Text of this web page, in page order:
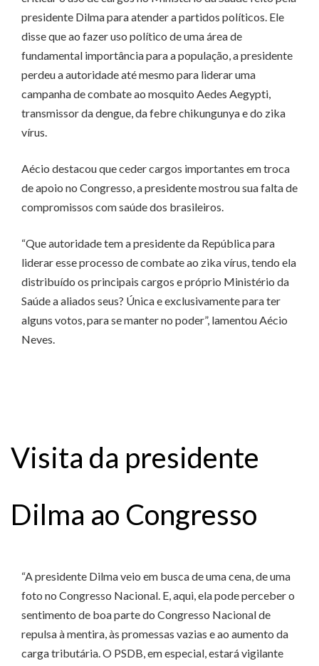
presidente Dilma para atender a partidos políticos. Ele
disse que ao fazer uso político de uma área de
fundamental importância para a população, a presidente
perdeu a autoridade até mesmo para liderar uma
campanha de combate ao mosquito Aedes Aegypti,
transmissor da dengue, da febre chikungunya e do zika
vírus.
Aécio destacou que ceder cargos importantes em troca
de apoio no Congresso, a presidente mostrou sua falta de
compromissos com saúde dos brasileiros.
“Que autoridade tem a presidente da República para
liderar esse processo de combate ao zika vírus, tendo ela
distribuído os principais cargos e próprio Ministério da
Saúde a aliados seus? Única e exclusivamente para ter
alguns votos, para se manter no poder”, lamentou Aécio
Neves.
Visita da presidente
Dilma ao Congresso
“A presidente Dilma veio em busca de uma cena, de uma
foto no Congresso Nacional. E, aqui, ela pode perceber o
sentimento de boa parte do Congresso Nacional de
repulsa à mentira, às promessas vazias e ao aumento da
carga tributária. O PSDB, em especial, estará vigilante